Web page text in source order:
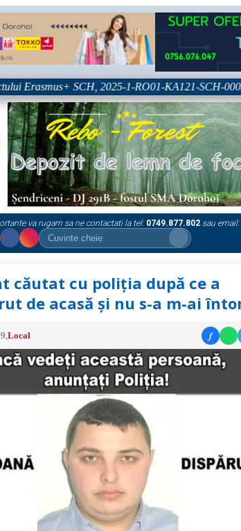
SCH, 2025-1-RO01-KA121-SCH-
va rugam sa ne contactati la tel: 0749.877.802 sau email:
căutat cu poliţia după ce a
de acasă şi nu s-a m-ai
,Local f